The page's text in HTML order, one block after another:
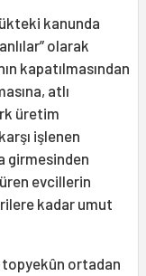
kanunda
olarak
kapatılmasından
atlı
üretim
işlenen
girmesinden
evcillerin
kadar umut
topyekûn ortadan